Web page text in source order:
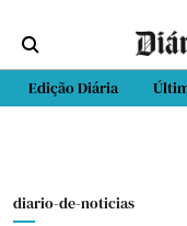
Edição Diária
diario-de-noticias